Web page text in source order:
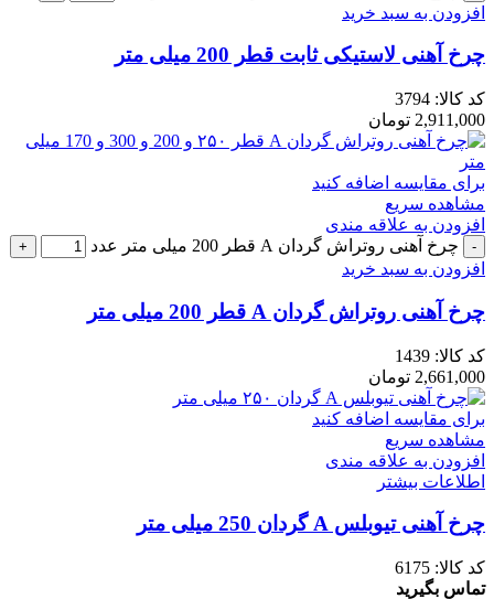
افزودن به سبد خرید
چرخ آهنی لاستیکی ثابت قطر 200 میلی متر
کد کالا: 3794
2,911,000 تومان
برای مقایسه اضافه کنید
مشاهده سریع
افزودن به علاقه مندی
چرخ آهنی روتراش گردان A قطر 200 میلی متر عدد
افزودن به سبد خرید
چرخ آهنی روتراش گردان A قطر 200 میلی متر
کد کالا: 1439
2,661,000 تومان
برای مقایسه اضافه کنید
مشاهده سریع
افزودن به علاقه مندی
اطلاعات بیشتر
چرخ آهنی تیوبلس A گردان 250 میلی متر
کد کالا: 6175
تماس بگیرید